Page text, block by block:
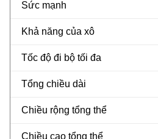
Sức mạnh
Khả năng của xô
Tốc độ đi bộ tối đa
Tổng chiều dài
Chiều rộng tổng thể
Chiều cao tổng thể